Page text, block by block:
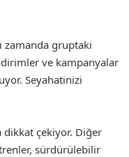
zamanda gruptaki
ve kampanyalar
Seyahatinizi
dikkat çekiyor. Diğer
sürdürülebilir